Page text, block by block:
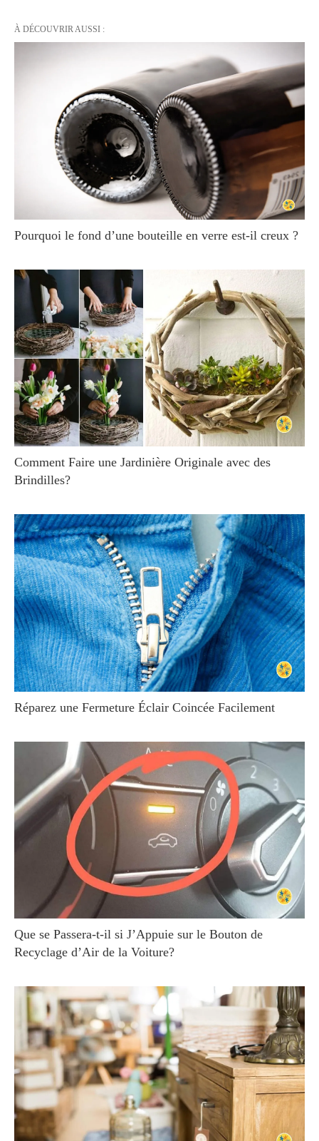
À DÉCOUVRIR AUSSI :
Pourquoi le fond d’une bouteille en verre est-il creux ?
Comment Faire une Jardinière Originale avec des
Brindilles?
Réparez une Fermeture Éclair Coincée Facilement
Que se Passera-t-il si J’Appuie sur le Bouton de
Recyclage d’Air de la Voiture?